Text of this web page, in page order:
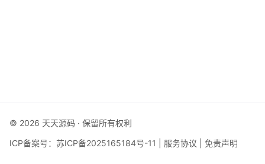
© 2026 天天源码 · 保留所有权利
ICP备案号： 苏ICP备2025165184号-11 服务协议 免责声明